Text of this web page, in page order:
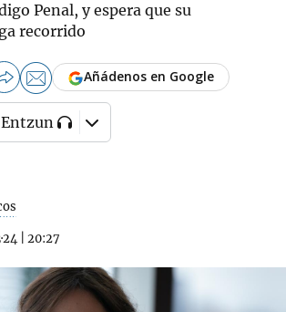
Penal, y espera que su
recorrido
20:27
Añádenos en Google
Entzun